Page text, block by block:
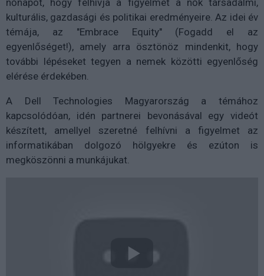
nőnapot, hogy felhívja a figyelmet a nők társadalmi,
kulturális, gazdasági és politikai eredményeire. Az idei év
témája, az "Embrace Equity" (Fogadd el az
egyenlőséget!), amely arra ösztönöz mindenkit, hogy
további lépéseket tegyen a nemek közötti egyenlőség
elérése érdekében.
A Dell Technologies Magyarország a témához
kapcsolódóan, idén partnerei bevonásával egy videót
készített, amellyel szeretné felhívni a figyelmet az
informatikában dolgozó hölgyekre és ezúton is
megköszönni a munkájukat.